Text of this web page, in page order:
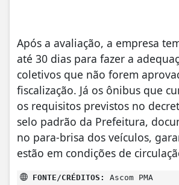
Após a avaliação, a empresa
até 30 dias para fazer a
coletivos que não forem
fiscalização. Já os ônibus que
os requisitos previstos no
selo padrão da Prefeitura,
no para-brisa dos veículos,
estão em condições de
FONTE/CRÉDITOS: Ascom PMA